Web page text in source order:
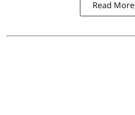
Read More